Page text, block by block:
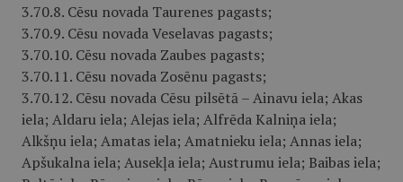
3.70.8. Cēsu novada Taurenes pagasts;
3.70.9. Cēsu novada Veselavas pagasts;
3.70.10. Cēsu novada Zaubes pagasts;
3.70.11. Cēsu novada Zosēnu pagasts;
3.70.12. Cēsu novada Cēsu pilsētā – Ainavu iela; Akas
iela; Aldaru iela; Alejas iela; Alfrēda Kalniņa iela;
Alkšņu iela; Amatas iela; Amatnieku iela; Annas iela;
Apšukalna iela; Ausekļa iela; Austrumu iela; Baibas iela;